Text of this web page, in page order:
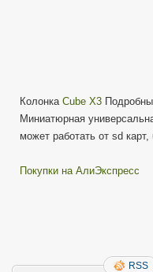
Колонка Cube X3
Миниатюрная
может работать от sd
Покупки на АлиЭкспресс
RSS